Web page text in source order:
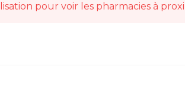
pour voir les pharmacies à